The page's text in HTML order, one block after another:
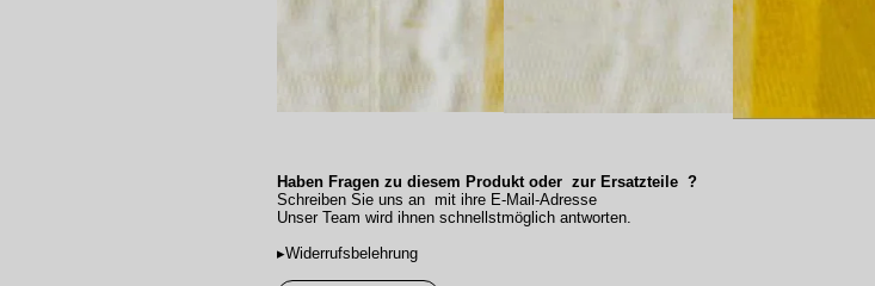
Haben Fragen zu diesem Produkt oder zur Ersatzteile ?
Schreiben Sie uns an mit ihre E-Mail-Adresse
Unser Team wird ihnen schnellstmöglich antworten.
▸Widerrufsbelehrung